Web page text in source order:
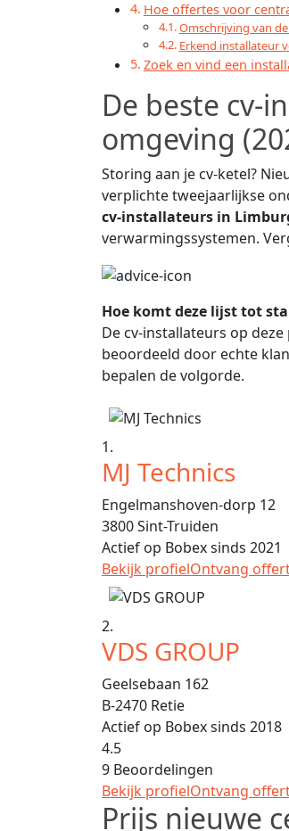
Hoe offertes voor
Omschrijving van
Erkend installateur
Zoek en vind een
De beste cv-
omgeving
Storing aan je cv-ketel?
verplichte tweejaarlijkse
cv-installateurs in
verwarmingssystemen.
Hoe komt deze lijst tot
De cv-installateurs op
beoordeeld door echte
bepalen de volgorde.
1.
MJ Technics
Engelmanshoven-dorp 12
3800Sint-Truiden
Actief op Bobex sinds 2021
Bekijk profielOntvang
2.
VDS GROUP
Geelsebaan 162
B-2470 Retie
Actief op Bobex sinds 2018
4.5
9 Beoordelingen
Bekijk profielOntvang
Prijs nieuwe